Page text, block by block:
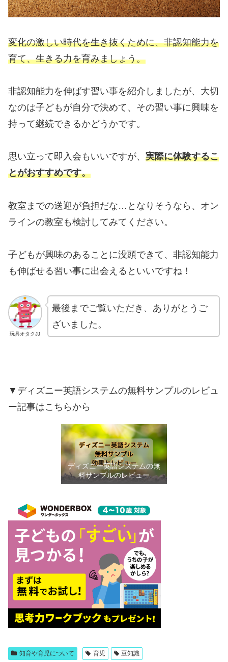
変化の激しい時代を生き抜くために、非認知能力を
育て、生きる力を育みましょう。
非認知能力を伸ばす習い事を紹介しましたが、大切
なのは子どもが自分で決めて、その習い事に興味を
持って継続できるかどうかです。
思い立って即入会もいいですが、 実際に体験するこ
とがおすすめです。
教室までの送迎が負担だな…となりそうなら、オン
ラインの教室も検討してみてください。
子どもが興味のあることに没頭できて、非認知能力
も伸ばせる習い事に出会えるといいですね！
玩具オタクJJ
最後までご覧いただき、ありがとうご
ざいました。
▼ディズニー英語システムの無料サンプルのレビュ
ー記事はこちらから
ディズニー英語システムの無
料サンプルのレビュー
知育や育児について 育児 豆知識